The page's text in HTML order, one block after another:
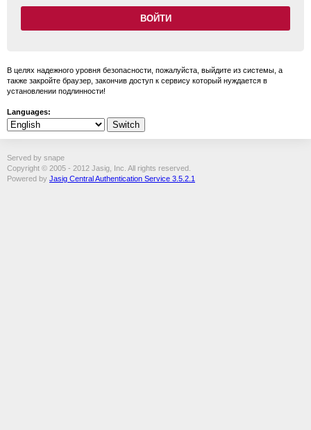
В целях надежного уровня безопасности, пожалуйста, выйдите из системы, а
также закройте браузер, закончив доступ к сервису который нуждается в
установлении подлинности!
Languages:
Served by snape
Copyright © 2005 - 2012 Jasig, Inc. All rights reserved.
Powered by Jasig Central Authentication Service 3.5.2.1